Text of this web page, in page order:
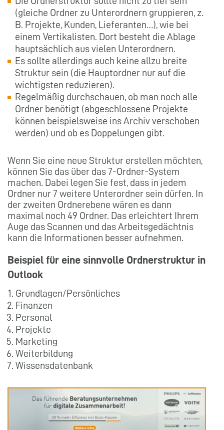
(gleiche Ordner zu Unterordnern gruppieren, z.
B. Projekte, Kunden, Lieferanten…), wie bei
einem Vertikalisten. Dort besteht die Ablage
hauptsächlich aus vielen Unterordnern.
Es sollte allerdings auch keine allzu breite
Struktur sein (die Hauptordner nur auf die
wichtigsten reduzieren).
Regelmäßig durchschauen, ob man noch alle
Ordner benötigt (abgeschlossene Projekte
können beispielsweise ins Archiv verschoben
werden) und ob es Doppelungen gibt.
Wenn Sie eine neue Struktur erstellen möchten,
können Sie das über das 7-Ordner-System
machen. Dabei legen Sie fest, dass in jedem
Ordner nur 7 weitere Unterordner sein dürfen. In
der zweiten Ordnerebene wären es dann
maximal noch 49 Ordner. Das erleichtert Ihrem
Auge das Scannen und das Arbeitsgedächtnis
kann die Informationen besser aufnehmen.
Beispiel für eine sinnvolle Ordnerstruktur in
Outlook
Grundlagen/Persönliches
Finanzen
Personal
Projekte
Marketing
Weiterbildung
Wissensdatenbank